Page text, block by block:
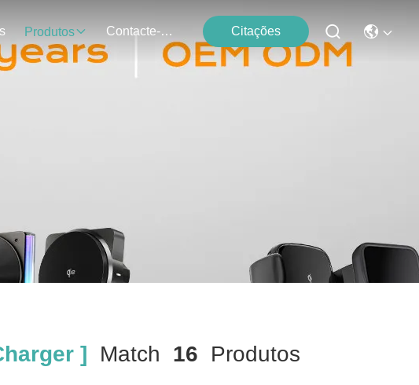
Produtos Contacte-Nos Citações
] Match 16 Produtos